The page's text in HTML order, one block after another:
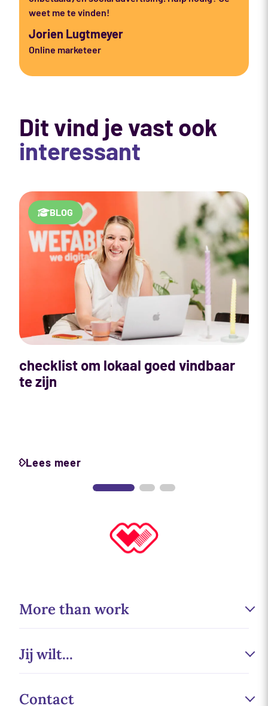
weet me te vinden!
Jorien Lugtmeyer
Online marketeer
Dit vind je vast ook
interessant
BLOG
checklist om lokaal goed vindbaar
te zijn
Lees meer
More than work
Werken bij
Duurzaamheid
Jij wilt...
Minder fouten maken
Contact